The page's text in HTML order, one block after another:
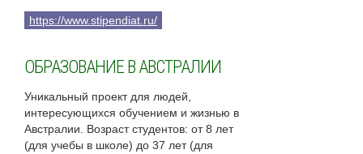
https://www.stipendiat.ru/
ОБРАЗОВАНИЕ В АВСТРАЛИИ
Уникальный проект для людей,
интересующихся обучением и жизнью в
Австралии. Возраст студентов: от 8 лет
(для учебы в школе) до 37 лет (для